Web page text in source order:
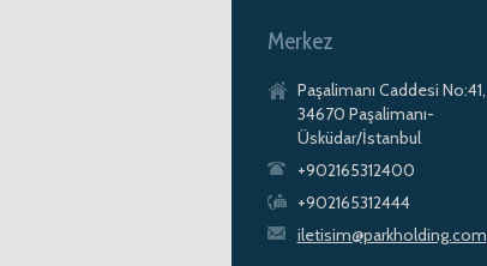
Merkez
Paşalimanı Caddesi No:41,
34670 Paşalimanı-
Üsküdar/İstanbul
+902165312400
+902165312444
iletisim@parkholding.com